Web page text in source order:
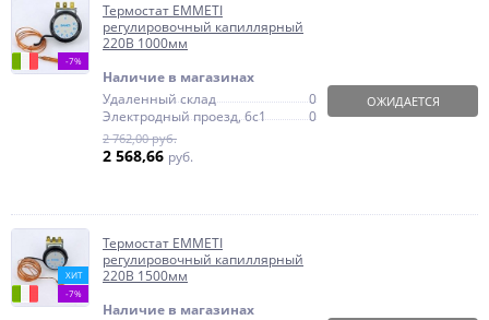
-7%
Термостат EMMETI
регулировочный капиллярный
220В 1000мм
Наличие в магазинах
Удаленный склад
0
Электродный проезд, 6с1
0
2 762,00 руб.
2 568,66 руб.
ОЖИДАЕТСЯ
ХИТ
-7%
Термостат EMMETI
регулировочный капиллярный
220В 1500мм
Наличие в магазинах